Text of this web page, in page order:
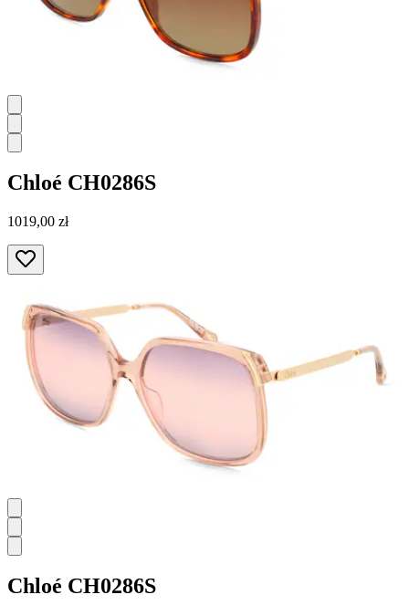
Chloé CH0286S
1019,00 zł
Chloé CH0286S